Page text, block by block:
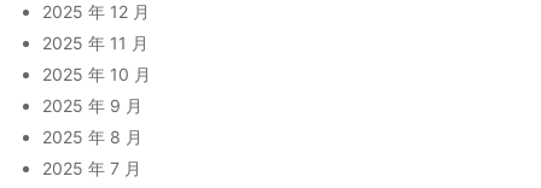
2025 年 12 月
2025 年 11 月
2025 年 10 月
2025 年 9 月
2025 年 8 月
2025 年 7 月